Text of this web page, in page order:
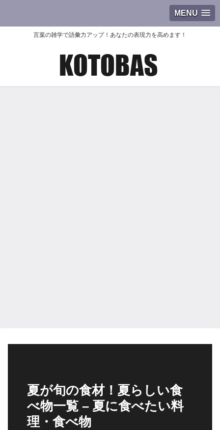
MENU
言葉の雑学で語彙力アップ！あなたの表現力を高めます！
夏が旬の食材！夏らしい食
べ物一覧 – 夏に食べたい料
理・食べ物